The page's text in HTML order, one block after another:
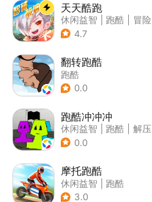
天天酷跑
休闲益智 跑酷
冒险
| 萌系
4.7
翻转跑酷
跑酷
0.0
跑酷冲冲冲
休闲益智 跑酷
解压
| 清新
0.0
摩托跑酷
休闲益智
跑酷
| 摩托车
3.0